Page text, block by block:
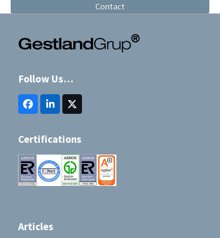
Contact
Follow Us…
FacebookLinkedInTwitter
(deprecated)
Certifications
Articles